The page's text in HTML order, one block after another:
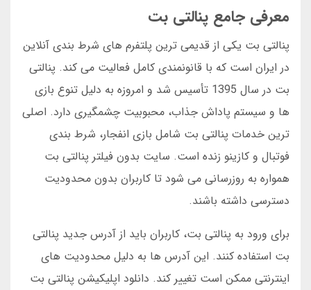
معرفی جامع پنالتی بت
پنالتی بت یکی از قدیمی ترین پلتفرم های شرط بندی آنلاین
در ایران است که با قانونمندی کامل فعالیت می کند. پنالتی
بت در سال 1395 تأسیس شد و امروزه به دلیل تنوع بازی
ها و سیستم پاداش جذاب، محبوبیت چشمگیری دارد. اصلی
ترین خدمات پنالتی بت شامل بازی انفجار، شرط بندی
فوتبال و کازینو زنده است. سایت بدون فیلتر پنالتی بت
همواره به روزرسانی می شود تا کاربران بدون محدودیت
دسترسی داشته باشند.
برای ورود به پنالتی بت، کاربران باید از آدرس جدید پنالتی
بت استفاده کنند. این آدرس ها به دلیل محدودیت های
اینترنتی ممکن است تغییر کند. دانلود اپلیکیشن پنالتی بت